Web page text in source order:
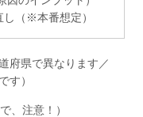
（※本番想定）
府県で異なります／
す）
、注意！）